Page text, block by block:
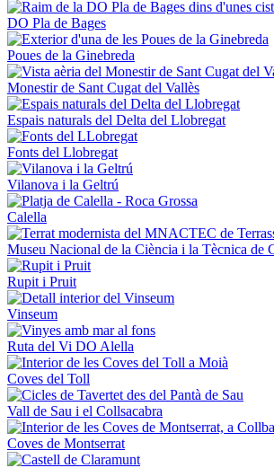
DO Pla de Bages
Poues de la Ginebreda
Monestir de Sant Cugat del Vallès
Espais naturals del Delta del Llobregat
Fonts del Llobregat
Vilanova i la Geltrú
Calella
Museu Nacional de la Ciència i la Tècnica de
Rupit i Pruit
Vinseum
Ruta del Vi DO Alella
Coves del Toll
Vall de Sau i el Collsacabra
Coves de Montserrat